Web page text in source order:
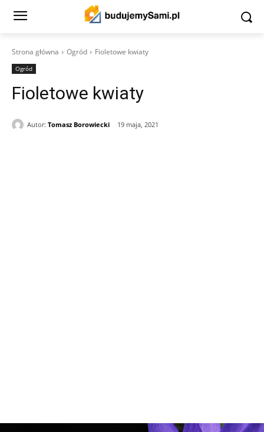
Strona główna Ogród Fioletowe kwiaty
Ogród
Fioletowe kwiaty
Autor: Tomasz Borowiecki 19 maja, 2021